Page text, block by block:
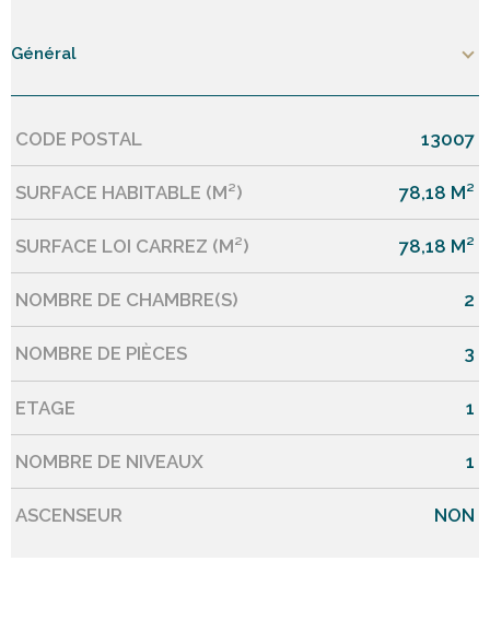
Général
Caractérisque Valeurs
CODE POSTAL 13007
SURFACE HABITABLE (M²) 78,18 M²
SURFACE LOI CARREZ (M²) 78,18 M²
NOMBRE DE CHAMBRE(S) 2
NOMBRE DE PIÈCES 3
ETAGE 1
NOMBRE DE NIVEAUX 1
ASCENSEUR NON